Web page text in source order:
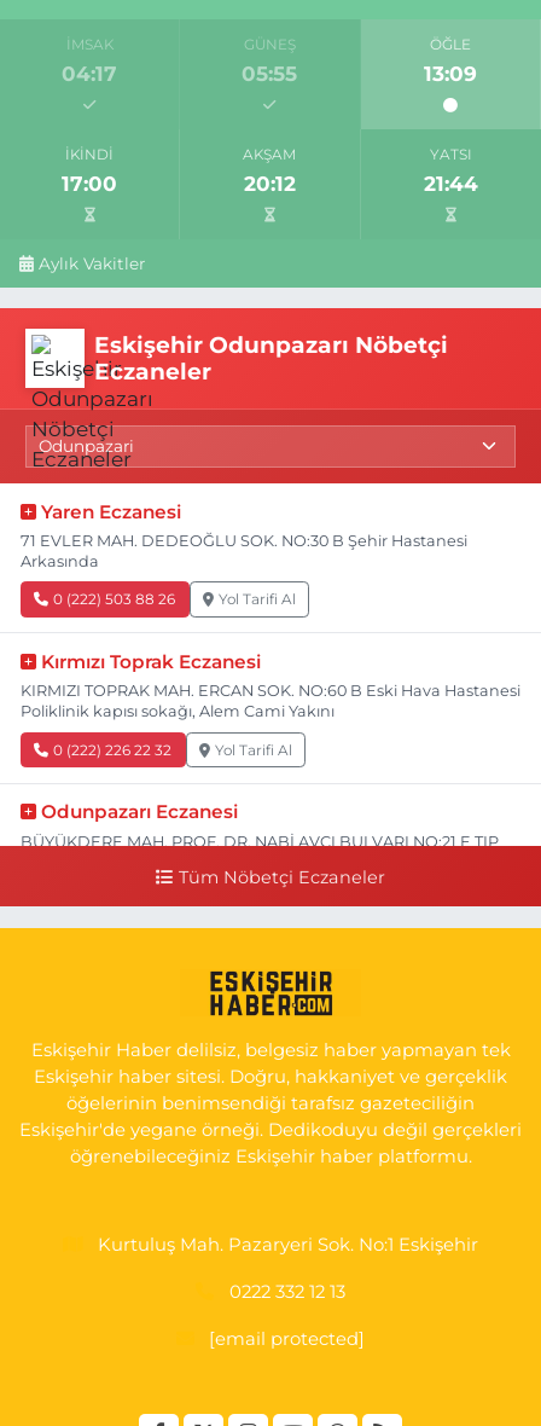
İMSAK
04:17
GÜNEŞ
05:55
ÖĞLE
13:09
İKINDI
17:00
AKŞAM
20:12
YATSI
21:44
Aylık Vakitler
Eskişehir Odunpazarı Nöbetçi
Eczaneler
Yaren Eczanesi
71 EVLER MAH. DEDEOĞLU SOK. NO:30 B Şehir Hastanesi
Arkasında
0 (222) 503 88 26 Yol Tarifi Al
Kırmızı Toprak Eczanesi
KIRMIZI TOPRAK MAH. ERCAN SOK. NO:60 B Eski Hava Hastanesi
Poliklinik kapısı sokağı, Alem Cami Yakını
0 (222) 226 22 32 Yol Tarifi Al
Odunpazarı Eczanesi
BÜYÜKDERE MAH. PROF. DR. NABİ AVCI BULVARI NO:21 E TIP
YENİDOĞAN MH.ŞEHİT SERKAN ÖZAYDIN CD.8 B ESKİ DEVLET
0 (222) 237 75 17 Yol Tarifi Al
Tüm Nöbetçi Eczaneler
Eskişehir Haber delilsiz, belgesiz haber yapmayan tek
Eskişehir haber sitesi. Doğru, hakkaniyet ve gerçeklik
öğelerinin benimsendiği tarafsız gazeteciliğin
Eskişehir'de yegane örneği. Dedikoduyu değil gerçekleri
öğrenebileceğiniz Eskişehir haber platformu.
Kurtuluş Mah. Pazaryeri Sok. No:1 Eskişehir
0222 332 12 13
[email protected]